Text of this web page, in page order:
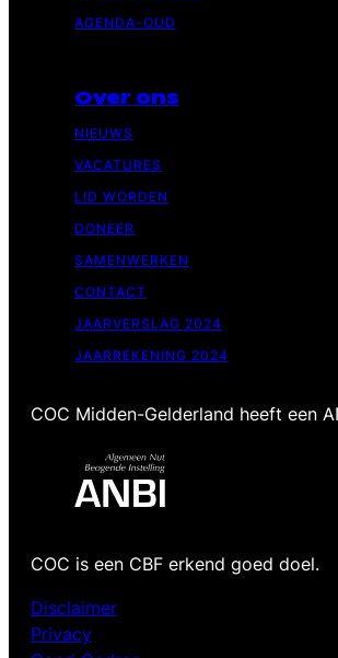
AGENDA-OUD
Over ons
NIEUWS
VACATURES
LID WORDEN
DONEER
SAMENWERKEN
CONTACT
JAARVERSLAG 2024
JAARREKENING 2024
COC Midden-Gelderland heeft een
COC is een CBF erkend goed doel.
Disclaimer
Privacy